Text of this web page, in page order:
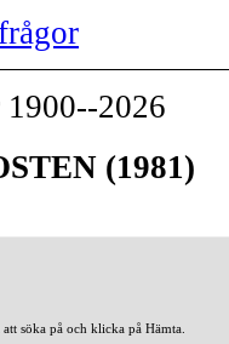
1900--2026
(1981)
söka på och klicka på Hämta.